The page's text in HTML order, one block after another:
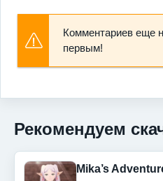
Комментариев еще
первым!
Рекомендуем
Mika’s